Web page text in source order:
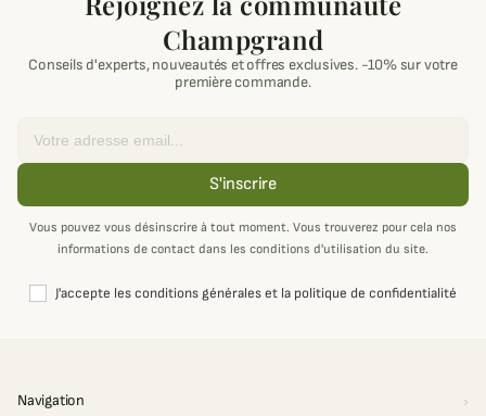
Champgrand
Conseils d'experts, nouveautés et offres exclusives. -10% sur votre
première commande.
S'inscrire
Vous pouvez vous désinscrire à tout moment. Vous trouverez pour cela nos
informations de contact dans les conditions d'utilisation du site.
J'accepte les conditions générales et la politique de confidentialité
Navigation